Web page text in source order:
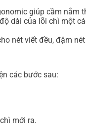
giúp cầm nắm
dài của lõi chì một
nét viết đều, đậm
các bước sau:
mới ra.